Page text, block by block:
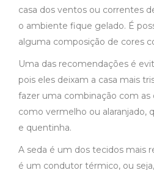
casa dos ventos ou correntes
o ambiente fique gelado. É
alguma composição de cores
Uma das recomendações é
pois eles deixam a casa mais
fazer uma combinação com as
como vermelho ou alaranjado,
e quentinha.
A seda é um dos tecidos mais
é um condutor térmico, ou